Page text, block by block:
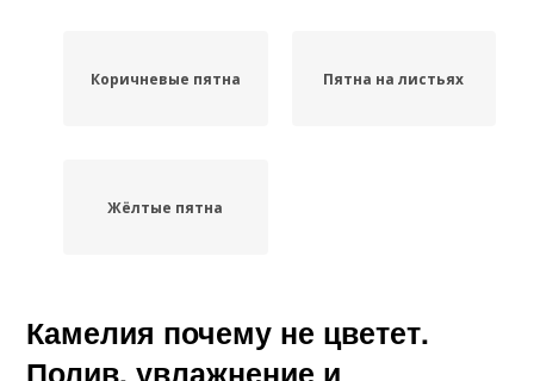
Коричневые пятна Пятна на листьях
Жёлтые пятна
Камелия почему не цветет.